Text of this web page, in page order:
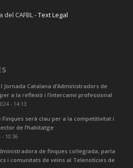
CAFBL -Text Legal
Jornada Catalana d’Administradors de
a la reflexió i l’intercanvi professional
- 14:13
Finques serà clau per a la competitivitat i
de l’habitatge
- 10:36
de finques col·legiada, parla
i comunitats de veïns al Telenotícies de